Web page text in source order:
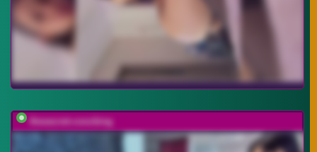
thesecret-coocking